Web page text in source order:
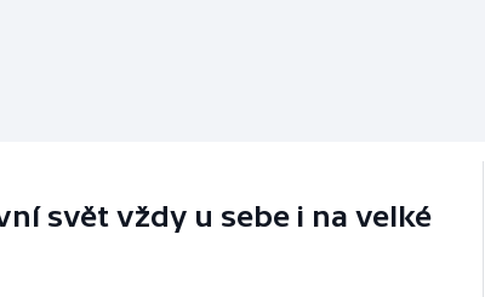
svět vždy u sebe i na velké